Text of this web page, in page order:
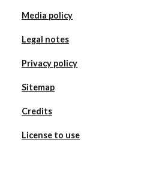
Media policy
Legal notes
Privacy policy
Sitemap
Credits
License to use